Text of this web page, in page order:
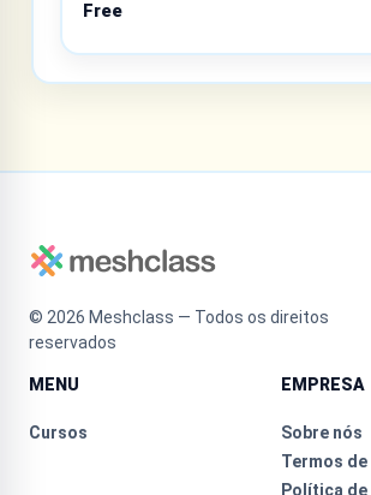
Free
© 2026 Meshclass — Todos os direitos
reservados
MENU
Cursos
EMPRESA
Sobre nós
Termos
Política